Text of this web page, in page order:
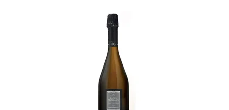
ROGER MANCEAUX Grande Réserve Premier Cru: Směs
Cru). Vůně broskví, meruněk a malin s...